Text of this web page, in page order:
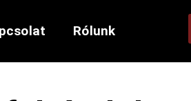
Rólunk